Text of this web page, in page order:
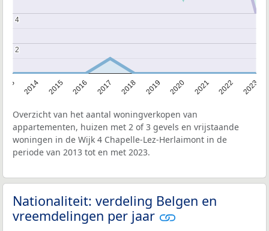
2014 2015 2016 2017 2018 2019 2020 2021 2022 2023
2
2
4
4
Overzicht van het aantal woningverkopen van
appartementen, huizen met 2 of 3 gevels en vrijstaande
woningen in de Wijk 4 Chapelle-Lez-Herlaimont in de
periode van 2013 tot en met 2023.
Nationaliteit: verdeling Belgen en
vreemdelingen per jaar